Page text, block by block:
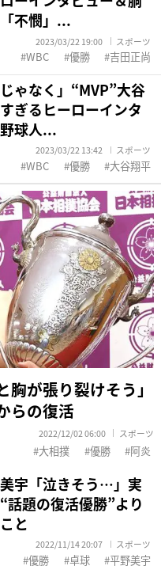
不憫」...
2023/03/22 19:00 スポーツ
WBC 優勝 吉田正尚
じゃなく」“MVP”大谷
ぎるヒーローインタ
球人...
2023/03/22 13:42 スポーツ
WBC 優勝 大谷翔平
が張り裂けそう」
らの復活
2022/12/02 06:00 スポーツ
大相撲 優勝 阿炎
宇「泣きそう…」実
話題の復活優勝”より
と
2022/11/14 20:07 スポーツ
優勝 卓球 平野美宇